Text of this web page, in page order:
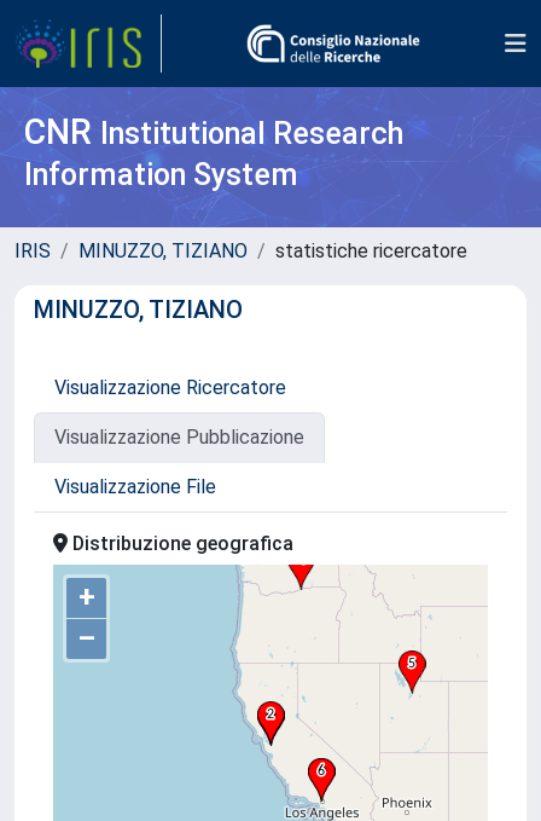
CNR Institutional Research
Information System
IRIS MINUZZO, TIZIANO statistiche ricercatore
MINUZZO, TIZIANO
Visualizzazione Ricercatore
Visualizzazione Pubblicazione
Visualizzazione File
Distribuzione geografica
+
–